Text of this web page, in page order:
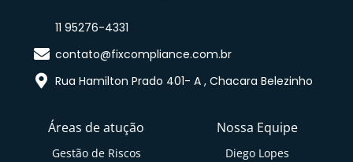
11 95276-4331
contato@fixcompliance.com.br
Rua Hamilton Prado 401- A , Chacara Belezinho
Áreas de atução
Gestão de Riscos
Nossa Equipe
Diego Lopes